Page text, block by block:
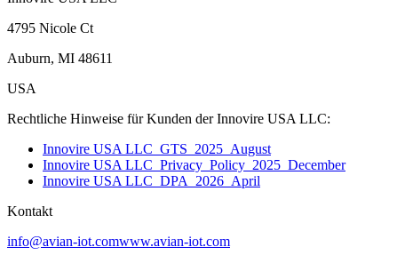
4795 Nicole Ct
Auburn, MI 48611
USA
Rechtliche Hinweise für Kunden der Innovire USA LLC:
Innovire USA LLC_GTS_2025_August
Innovire USA LLC_Privacy_Policy_2025_December
Innovire USA LLC_DPA_2026_April
Kontakt
info@avian-iot.comwww.avian-iot.com